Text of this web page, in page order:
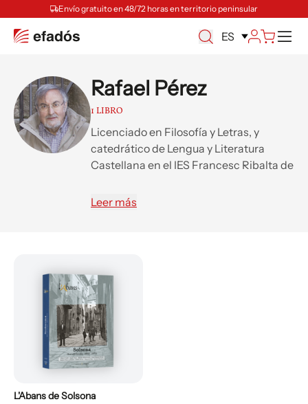
Envío gratuito en 48/72 horas en territorio peninsular
ES
Rafael Pérez
1 LIBRO
Licenciado en Filosofía y Letras, y
catedrático de Lengua y Literatura
Castellana en el IES Francesc Ribalta de
trabajos sobre el carlismo, y ha
Leer más
L'Abans de Solsona